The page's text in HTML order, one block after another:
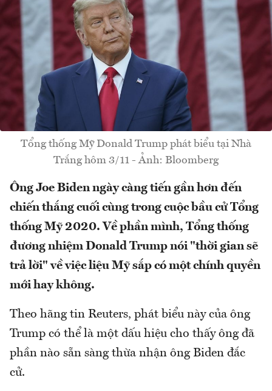
Tổng thống Mỹ Donald Trump phát biểu tại Nhà
Trắng hôm 3/11 - Ảnh: Bloomberg
Ông Joe Biden ngày càng tiến gần hơn đến
chiến thắng cuối cùng trong cuộc bầu cử Tổng
thống Mỹ 2020. Về phần mình, Tổng thống
đương nhiệm Donald Trump nói "thời gian sẽ
trả lời" về việc liệu Mỹ sắp có một chính quyền
mới hay không.
Theo hãng tin Reuters, phát biểu này của ông
Trump có thể là một dấu hiệu cho thấy ông đã
phần nào sẵn sàng thừa nhận ông Biden đắc
cử.